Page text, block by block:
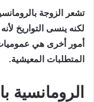
تشعر الزوجة
لكنه ينسى التواريخ
أمور أخرى هي عموميات
المتطلبات المعيشية.
الرومانسية